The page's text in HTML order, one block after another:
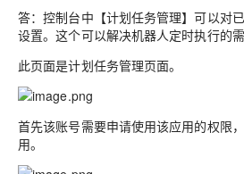
答：控制台中【计划任务管理】可以对
设置。这个可以解决机器人定时执行的需
此页面是计划任务管理页面。
首先该账号需要申请使用该应用的权限
用。